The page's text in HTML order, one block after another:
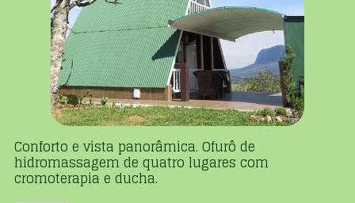
Conforto e vista panorâmica. Ofurô de
hidromassagem de quatro lugares com
cromoterapia e ducha.